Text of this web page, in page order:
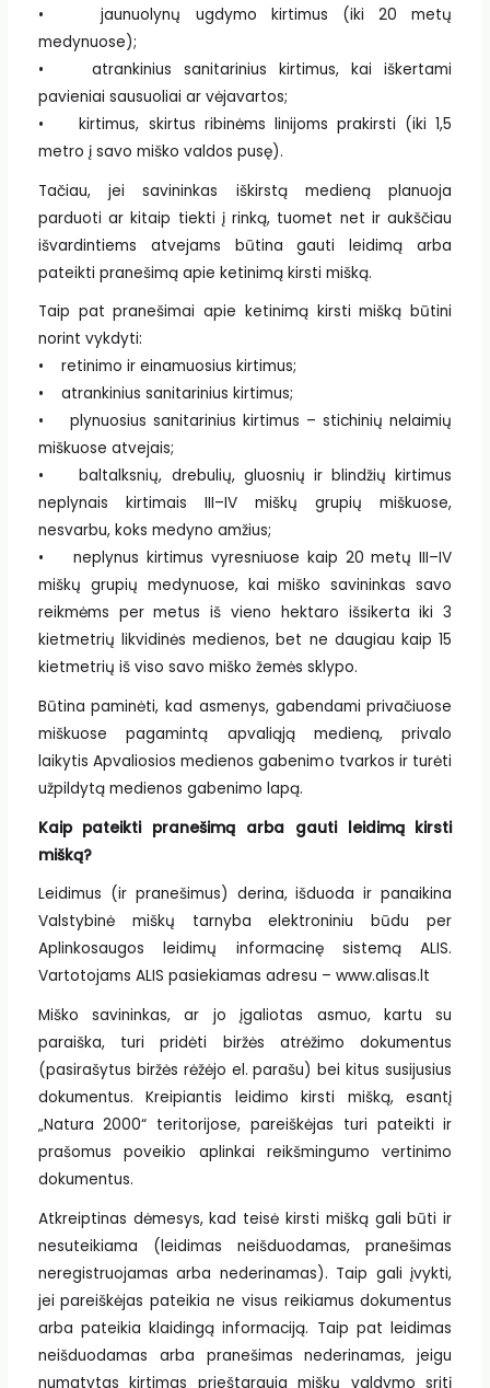
• jaunuolynų ugdymo kirtimus (iki 20 metų
medynuose);
• atrankinius sanitarinius kirtimus, kai iškertami
pavieniai sausuoliai ar vėjavartos;
• kirtimus, skirtus ribinėms linijoms prakirsti (iki 1,5
metro į savo miško valdos pusę).
Tačiau, jei savininkas iškirstą medieną planuoja
parduoti ar kitaip tiekti į rinką, tuomet net ir aukščiau
išvardintiems atvejams būtina gauti leidimą arba
pateikti pranešimą apie ketinimą kirsti mišką.
Taip pat pranešimai apie ketinimą kirsti mišką būtini
norint vykdyti:
• retinimo ir einamuosius kirtimus;
• atrankinius sanitarinius kirtimus;
• plynuosius sanitarinius kirtimus – stichinių nelaimių
miškuose atvejais;
• baltalksnių, drebulių, gluosnių ir blindžių kirtimus
neplynais kirtimais III–IV miškų grupių miškuose,
nesvarbu, koks medyno amžius;
• neplynus kirtimus vyresniuose kaip 20 metų III–IV
miškų grupių medynuose, kai miško savininkas savo
reikmėms per metus iš vieno hektaro išsikerta iki 3
kietmetrių likvidinės medienos, bet ne daugiau kaip 15
kietmetrių iš viso savo miško žemės sklypo.
Būtina paminėti, kad asmenys, gabendami privačiuose
miškuose pagamintą apvaliąją medieną, privalo
laikytis Apvaliosios medienos gabenimo tvarkos ir turėti
užpildytą medienos gabenimo lapą.
Kaip pateikti pranešimą arba gauti leidimą kirsti
mišką?
Leidimus (ir pranešimus) derina, išduoda ir panaikina
Valstybinė miškų tarnyba elektroniniu būdu per
Aplinkosaugos leidimų informacinę sistemą ALIS.
Vartotojams ALIS pasiekiamas adresu – www.alisas.lt
Miško savininkas, ar jo įgaliotas asmuo, kartu su
paraiška, turi pridėti biržės atrėžimo dokumentus
(pasirašytus biržės rėžėjo el. parašu) bei kitus susijusius
dokumentus. Kreipiantis leidimo kirsti mišką, esantį
„Natura 2000“ teritorijose, pareiškėjas turi pateikti ir
prašomus poveikio aplinkai reikšmingumo vertinimo
dokumentus.
Atkreiptinas dėmesys, kad teisė kirsti mišką gali būti ir
nesuteikiama (leidimas neišduodamas, pranešimas
neregistruojamas arba nederinamas). Taip gali įvykti,
jei pareiškėjas pateikia ne visus reikiamus dokumentus
arba pateikia klaidingą informaciją. Taip pat leidimas
neišduodamas arba pranešimas nederinamas, jeigu
numatytas kirtimas prieštarauja miškų valdymo sritį